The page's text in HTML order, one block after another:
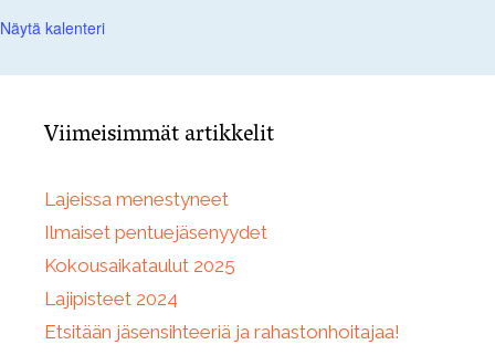
Näytä kalenteri
Viimeisimmät artikkelit
Lajeissa menestyneet
Ilmaiset pentuejäsenyydet
Kokousaikataulut 2025
Lajipisteet 2024
Etsitään jäsensihteeriä ja rahastonhoitajaa!